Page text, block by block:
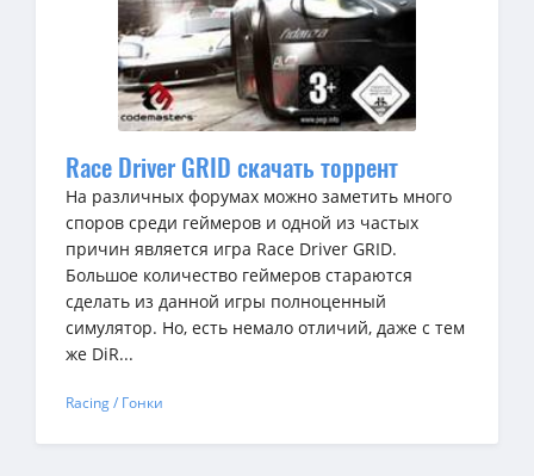
Race Driver GRID скачать торрент
На различных форумах можно заметить много
споров среди геймеров и одной из частых
причин является игра Race Driver GRID.
Большое количество геймеров стараются
сделать из данной игры полноценный
симулятор. Но, есть немало отличий, даже с тем
же DiR...
Racing / Гонки